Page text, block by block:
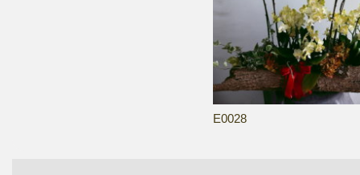
E0028